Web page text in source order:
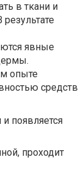
в ткани и
явные
опыте
средств
появляется
проходит